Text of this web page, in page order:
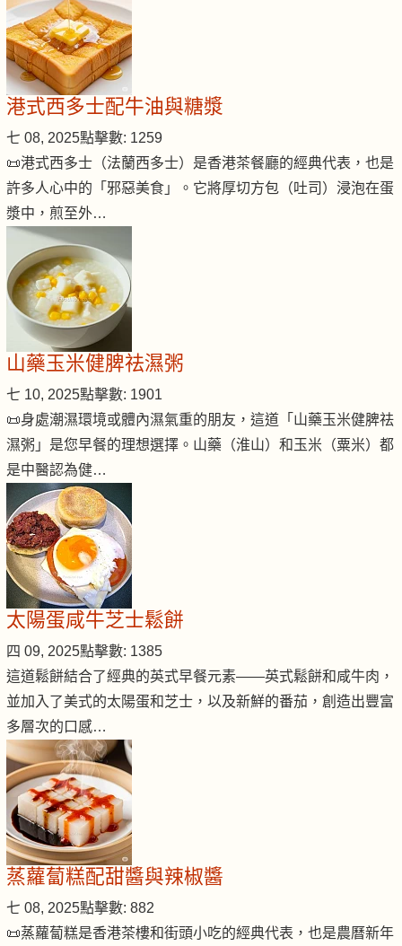
港式西多士配牛油與糖漿
七 08, 2025點擊數: 1259
📜港式西多士（法蘭西多士）是香港茶餐廳的經典代表，也是
許多人心中的「邪惡美食」。它將厚切方包（吐司）浸泡在蛋
漿中，煎至外…
山藥玉米健脾祛濕粥
七 10, 2025點擊數: 1901
📜身處潮濕環境或體內濕氣重的朋友，這道「山藥玉米健脾祛
濕粥」是您早餐的理想選擇。山藥（淮山）和玉米（粟米）都
是中醫認為健…
太陽蛋咸牛芝士鬆餅
四 09, 2025點擊數: 1385
這道鬆餅結合了經典的英式早餐元素——英式鬆餅和咸牛肉，
並加入了美式的太陽蛋和芝士，以及新鮮的番茄，創造出豐富
多層次的口感…
蒸蘿蔔糕配甜醬與辣椒醬
七 08, 2025點擊數: 882
📜蒸蘿蔔糕是香港茶樓和街頭小吃的經典代表，也是農曆新年